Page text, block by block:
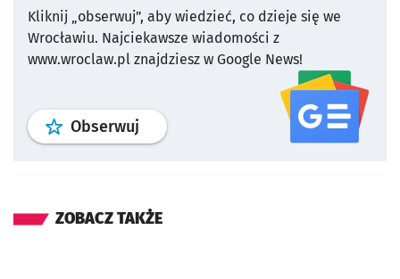
Kliknij „obserwuj”, aby wiedzieć, co dzieje się we
Wrocławiu. Najciekawsze wiadomości z
www.wroclaw.pl znajdziesz w Google News!
Obserwuj profil serwisu
ZOBACZ TAKŻE